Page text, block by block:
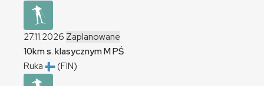
27.11.2026 Zaplanowane
10km s. klasycznymMPŚ
Ruka
(FIN)